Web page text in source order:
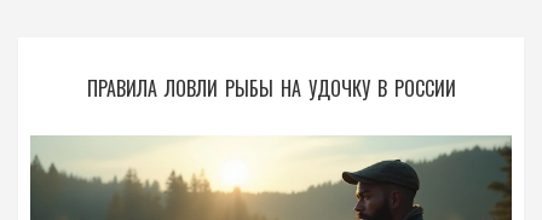
ПРАВИЛА ЛОВЛИ РЫБЫ НА УДОЧКУ В РОССИИ